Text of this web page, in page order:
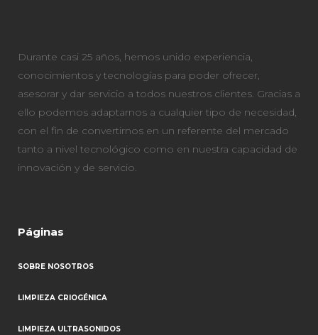
Durante casi 25 años, hemos unido experiencia,
conocimientos y tecnologías para poder ofrecer,
asesorar y dar servicio a todos nuestros clientes. Gracias a
ello podemos adaptarnos a cualquier tipo de necesidad,
con el fin de convertirnos en un referente del mercado
tanto a nivel tecnológico como en nuestra capacidad de
innovación y de servicio.
Páginas
SOBRE NOSOTROS
LIMPIEZA CRIOGÉNICA
LIMPIEZA ULTRASONIDOS